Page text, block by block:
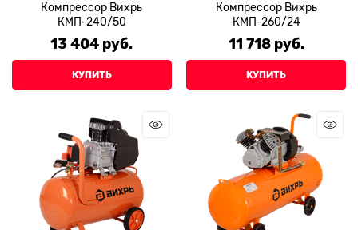
Компрессор Вихрь
КМП-240/50
13 404 руб.
КУПИТЬ
Компрессор Вихрь
КМП-260/24
11 718 руб.
КУПИТЬ